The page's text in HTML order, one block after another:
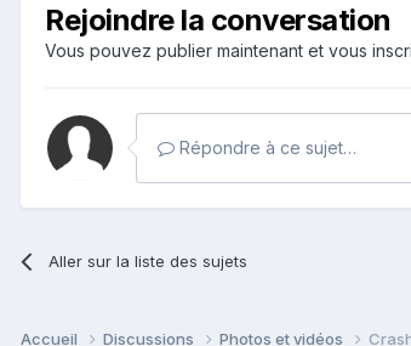
Rejoindre la conversation
Vous pouvez publier maintenant et vous
Répondre à ce sujet…
Aller sur la liste des sujets
Accueil Discussions Photos et vidéos